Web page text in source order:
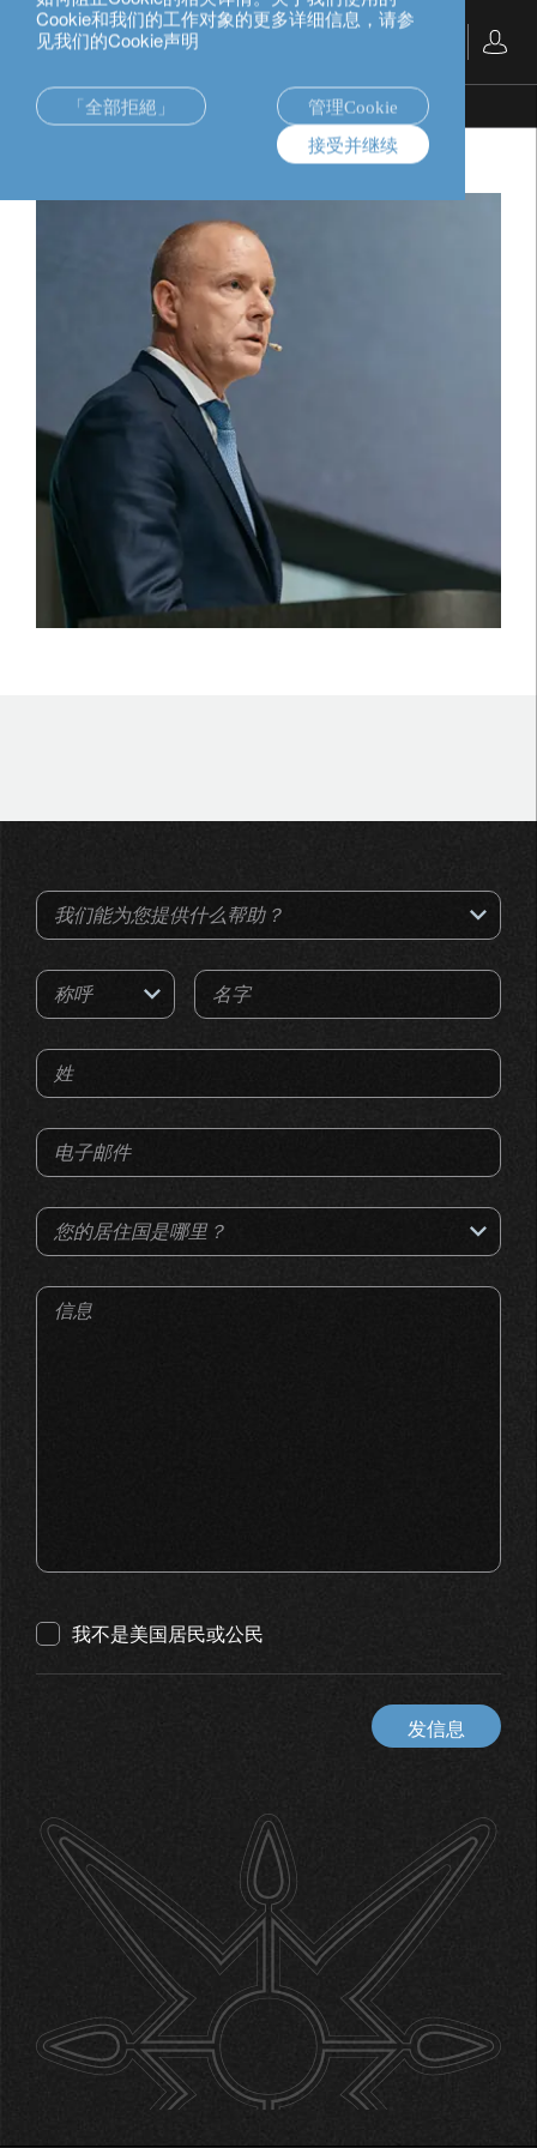
Cookie和我们的工作对象的更多详细信息，请参
见我们的Cookie声明
「全部拒絕」
管理Cookie
接受并继续
中文
michael-strobaek
我们能为您提供什么帮助？
称呼 名字
姓
电子邮件
您的居住国是哪里？
信息
我不是美国居民或公民
发信息